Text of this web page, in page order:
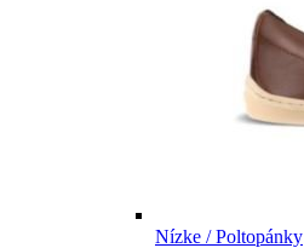
Nízke / Poltopánky